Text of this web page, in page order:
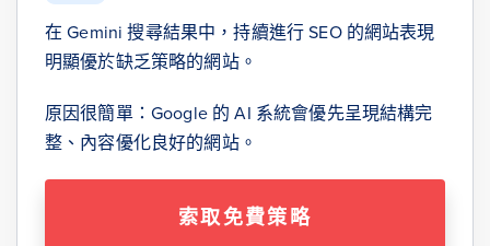
在 Gemini 搜尋結果中，持續進行 SEO 的網站表現
明顯優於缺乏策略的網站。
原因很簡單：Google 的 AI 系統會優先呈現結構完
整、內容優化良好的網站。
索取免費策略